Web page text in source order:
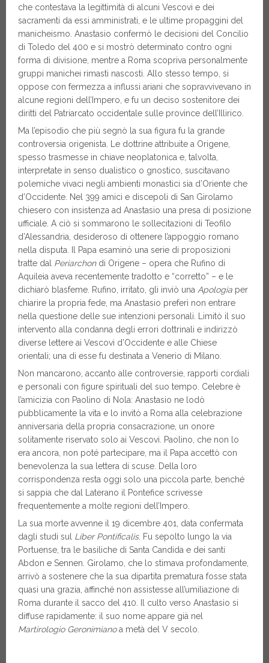
che contestava la legittimità di alcuni Vescovi e dei
sacramenti da essi amministrati, e le ultime propaggini del
manicheismo. Anastasio confermò le decisioni del Concilio
di Toledo del 400 e si mostrò determinato contro ogni
forma di divisione, mentre a Roma scopriva personalmente
gruppi manichei rimasti nascosti. Allo stesso tempo, si
oppose con fermezza a influssi ariani che sopravvivevano in
alcune regioni dell’Impero, e fu un deciso sostenitore dei
diritti del Patriarcato occidentale sulle province dell’Illirico.
Ma l’episodio che più segnò la sua figura fu la grande
controversia origenista. Le dottrine attribuite a Origene,
spesso trasmesse in chiave neoplatonica e, talvolta,
interpretate in senso dualistico o gnostico, suscitavano
polemiche vivaci negli ambienti monastici sia d’Oriente che
d’Occidente. Nel 399 amici e discepoli di San Girolamo
chiesero con insistenza ad Anastasio una presa di posizione
ufficiale. A ciò si sommarono le sollecitazioni di Teofilo
d’Alessandria, desideroso di ottenere l’appoggio romano
nella disputa. Il Papa esaminò una serie di proposizioni
tratte dal Periarchondi Origene – opera che Rufino di
Aquileia aveva recentemente tradotto e “corretto” – e le
dichiarò blasfeme. Rufino, irritato, gli inviò una Apologia per
chiarire la propria fede, ma Anastasio preferì non entrare
nella questione delle sue intenzioni personali. Limitò il suo
intervento alla condanna degli errori dottrinali e indirizzò
diverse lettere ai Vescovi d’Occidente e alle Chiese
orientali; una di esse fu destinata a Venerio di Milano.
Non mancarono, accanto alle controversie, rapporti cordiali
e personali con figure spirituali del suo tempo. Celebre è
l’amicizia con Paolino di Nola: Anastasio ne lodò
pubblicamente la vita e lo invitò a Roma alla celebrazione
anniversaria della propria consacrazione, un onore
solitamente riservato solo ai Vescovi. Paolino, che non lo
era ancora, non poté partecipare, ma il Papa accettò con
benevolenza la sua lettera di scuse. Della loro
corrispondenza resta oggi solo una piccola parte, benché
si sappia che dal Laterano il Pontefice scrivesse
frequentemente a molte regioni dell’Impero.
La sua morte avvenne il 19 dicembre 401, data confermata
dagli studi sul Liber Pontificalis. Fu sepolto lungo la via
Portuense, tra le basiliche di Santa Candida e dei santi
Abdon e Sennen. Girolamo, che lo stimava profondamente,
arrivò a sostenere che la sua dipartita prematura fosse stata
quasi una grazia, affinché non assistesse all’umiliazione di
Roma durante il sacco del 410. Il culto verso Anastasio si
diffuse rapidamente: il suo nome appare già nel
Martirologio Geronimianoa metà del V secolo.